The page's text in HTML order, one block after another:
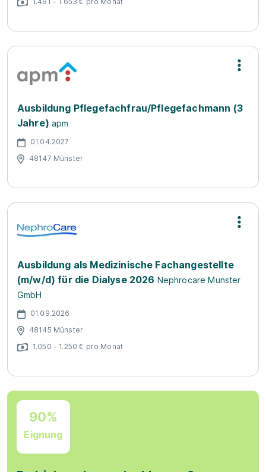
Ausbildung Pflegefachfrau/Pflegefachmann (3
Jahre) apm
01.04.2027
48147 Münster
Ausbildung als Medizinische Fachangestellte
(m/w/d) für die Dialyse 2026 Nephrocare Münster
GmbH
01.09.2026
48145 Münster
1.050 - 1.250 € pro Monat
90%
Eignung